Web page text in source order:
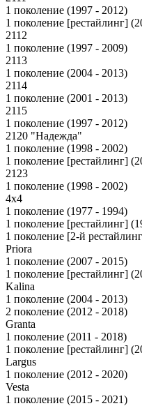
1 поколение (1997 - 2012)
1 поколение [рестайлинг]
2112
1 поколение (1997 - 2009)
2113
1 поколение (2004 - 2013)
2114
1 поколение (2001 - 2013)
2115
1 поколение (1997 - 2012)
2120 "Надежда"
1 поколение (1998 - 2002)
1 поколение [рестайлинг]
2123
1 поколение (1998 - 2002)
4x4
1 поколение (1977 - 1994)
1 поколение [рестайлинг]
1 поколение [2-й
Priora
1 поколение (2007 - 2015)
1 поколение [рестайлинг]
Kalina
1 поколение (2004 - 2013)
2 поколение (2012 - 2018)
Granta
1 поколение (2011 - 2018)
1 поколение [рестайлинг]
Largus
1 поколение (2012 - 2020)
Vesta
1 поколение (2015 - 2021)